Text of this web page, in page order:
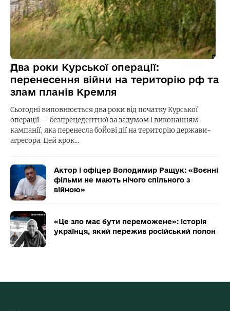
Два роки Курської операції:
перенесення війни на територію рф та
злам планів Кремля
Сьогодні виповнюється два роки від початку Курської
операції — безпрецедентної за задумом і виконанням
кампанії, яка перенесла бойові дії на територію держави-
агресора. Цей крок…
Актор і офіцер Володимир Ращук: «Воєнні
фільми не мають нічого спільного з
війною»
«Це зло має бути переможене»: історія
українця, який пережив російський полон